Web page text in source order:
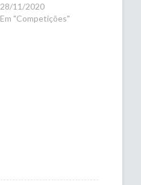
28/11/2020
Em "Competições"